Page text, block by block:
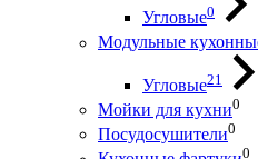
Угловые0
Модульные
Угловые21
Мойки для кухни0
Посудосушители0
0